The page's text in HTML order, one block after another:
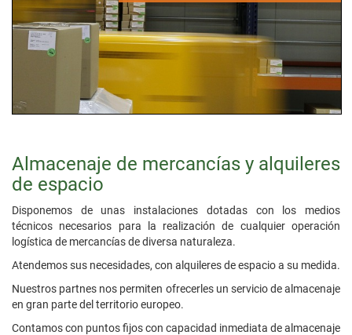
Almacenaje de mercancías y alquileres
de espacio
Disponemos de unas instalaciones dotadas con los medios
técnicos necesarios para la realización de cualquier operación
logística de mercancías de diversa naturaleza.
Atendemos sus necesidades, con alquileres de espacio a su medida.
Nuestros partnes nos permiten ofrecerles un servicio de almacenaje
en gran parte del territorio europeo.
Contamos con puntos fijos con capacidad inmediata de almacenaje